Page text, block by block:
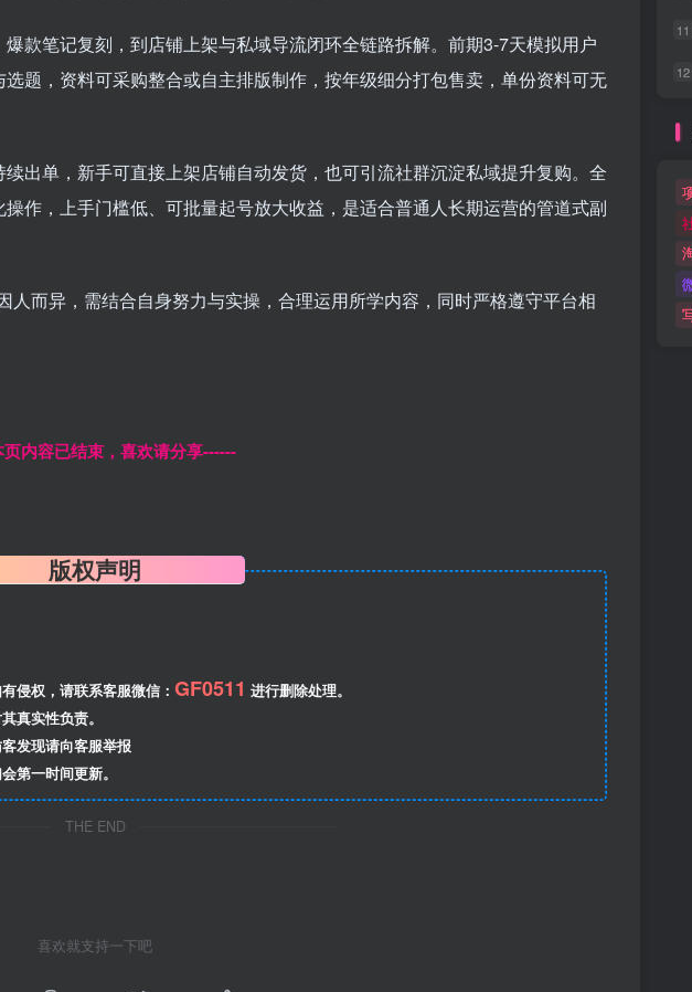
款笔记复刻，到店铺上架与私域导流闭环全链路拆解。前期3-7天模拟用户
题，资料可采购整合或自主排版制作，按年级细分打包售卖，单份资料可无
出单，新手可直接上架店铺自动发货，也可引流社群沉淀私域提升复购。全
作，上手门槛低、可批量起号放大收益，是适合普通人长期运营的管道式副
而异，需结合自身努力与实操，合理运用所学内容，同时严格遵守平台相
内容已结束，喜欢请分享------
版权声明
侵权，请联系客服微信： GF0511 进行删除处理。
真实性负责。
发现请向客服举报
第一时间更新。
THE END
喜欢就支持一下吧
11
12